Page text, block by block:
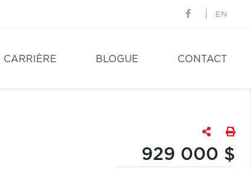
EN
CARRIÈRE BLOGUE CONTACT
929 000 $